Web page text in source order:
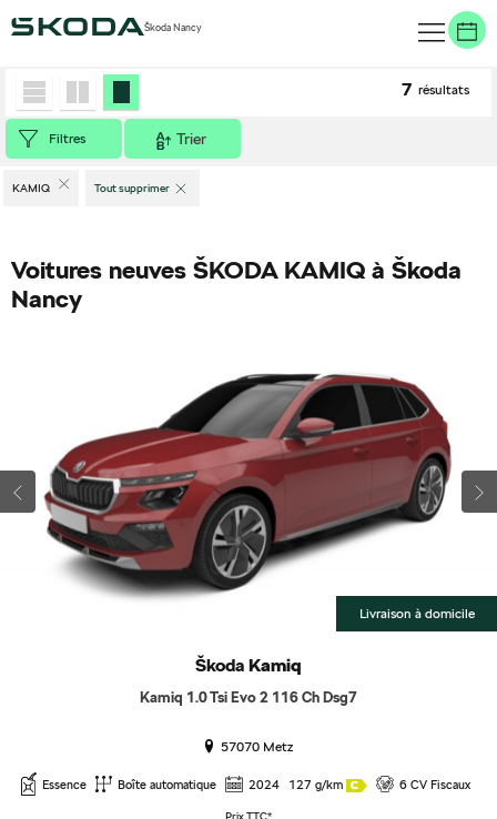
Škoda Nancy
Véhicules neufs
KAMIQ Tout supprimer
Filtres Trier
7 résultats
Voitures neuves ŠKODA KAMIQ à Škoda
Nancy
Livraison à domicile
Škoda Kamiq
Kamiq 1.0 Tsi Evo 2 116 Ch Dsg7
57070 Metz
Essence Boîte automatique 2024 127 g/km 6 CV Fiscaux